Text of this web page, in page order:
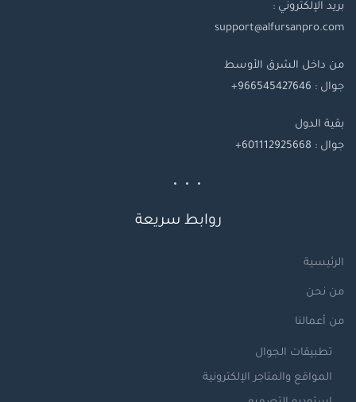
بريد الإلكتروني :
support@alfursanpro.com
من داخل الشرق الأوسط
جوال : 966545427646+
بقية الدول
جوال : 601112925668+
روابط سريعة
الرئيسية
من نحن
من أعمالنا
تطبيقات الجوال
المواقع والمتاجر الإلكترونية